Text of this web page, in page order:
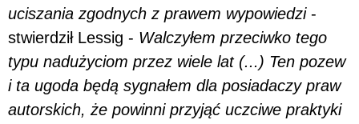
uciszania zgodnych z prawem wypowiedzi-
stwierdził Lessig - Walczyłem przeciwko tego
typu nadużyciom przez wiele lat (...) Ten pozew
i ta ugoda będą sygnałem dla posiadaczy praw
autorskich, że powinni przyjąć uczciwe praktyki